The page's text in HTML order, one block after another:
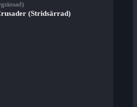
(Stridsärrad)